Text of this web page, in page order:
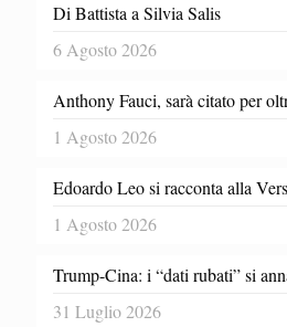
Di Battista a Silvia Salis
6 Agosto 2026
Anthony Fauci, sarà citato per
1 Agosto 2026
Edoardo Leo si racconta alla
1 Agosto 2026
Trump-Cina: i “dati rubati” si
31 Luglio 2026